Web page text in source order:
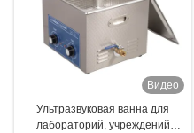
Видео
Ультразвуковая ванна для
лабораторий, учреждений